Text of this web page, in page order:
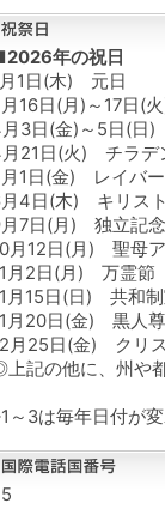
年の祝日
1日(木) 元日
16日(月)～17日(
3日(金)～5日(日
21日(火) チラデ
1日(金) レイバ
4日(木) キリス
7日(月) 独立記
月12日(月) 聖母
月2日(月) 万霊節
月15日(日) 共和
月20日(金) 黒人
月25日(金) クリ
記の他に、州や
～3は毎年日付が